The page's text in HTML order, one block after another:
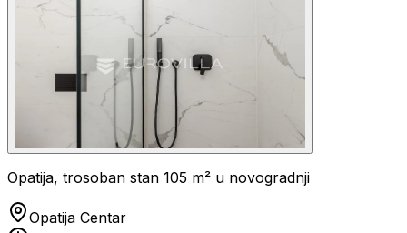
Opatija, trosoban stan 105 m² u novogradnji
Opatija Centar